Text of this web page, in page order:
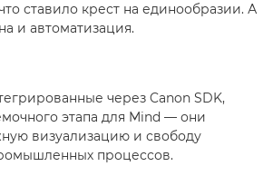
ставило крест на единообразии. А
и автоматизация.
через Canon SDK,
этапа для Mind — они
визуализацию и свободу
процессов.